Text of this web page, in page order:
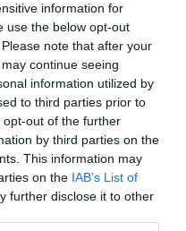
information for
use the below opt-out
note that after your
continue seeing
information utilized by
to third parties prior to
out of the further
by third parties on the
This information may
on the IAB’s List of
further disclose it to other